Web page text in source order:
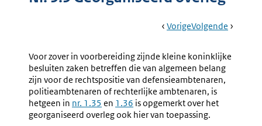
Book
Ga
VorigePagina:
Adviesaanvragen
Ga
Volgende Pagina:
Door
Voor zover in voorbereiding zijnde kleine koninklijke
besluiten zaken betreffen die van algemeen belang
zijn voor de rechtspositie van defensieambtenaren,
politieambtenaren of rechterlijke ambtenaren, is
hetgeen in nr. 1.35 en 1.36 is opgemerkt over het
georganiseerd overleg ook hier van toepassing.